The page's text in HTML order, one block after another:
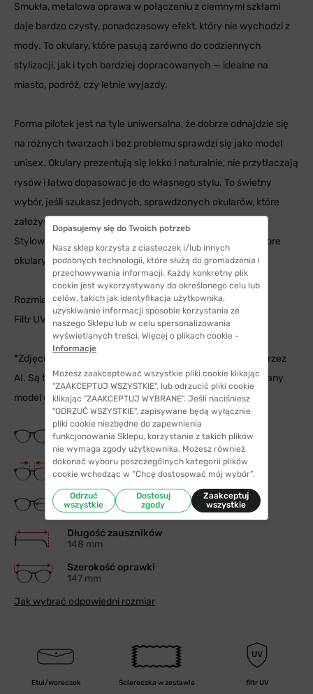
Smukła, metalowa oprawa w połączeniu z ciemnymi szkłami
daje bardzo czysty, ponadczasowy efekt, który nie wychodzi z
mody. To okulary, które pasują zarówno do codziennych
stylizacji, jak i tych bardziej dopracowanych — idealne na
miasto, podróż, czy letnie wyjazdy.
Forma pilotek jest na tyle uniwersalna, że dobrze odnajdzie się
na różnych twarzach i bez problemu sprawdzi się jako model
unisex. Okulary prezentują się lekko i naturalnie, nie przytłaczają
rysów i łatwo dopasować je do własnego stylu. To świetny
wybór, jeśli szukasz jednych, sprawdzonych okularów, które
założysz rano i nie będziesz chciał ich zdjąć do wieczora.
Stylowe, wygodne i dokładnie takie, jakie powinny być dobre
okulary przeciwsłoneczne.
Rozmiar: 60
Filtr UV400
*Zdjęcia okularów na modelach zostały wygenerowane przez
AI. Są to zdjęcia poglądowe, aby móc dobrze ocenić jak dany
model okularów wygląda na twarzy.
Wysokość soczewki
55 mm
Szerokość mostka
20 mm
Szerokość szkła
60 mm
Długość zauszników
148 mm
Szerokość oprawki
147 mm
Jak wybrać odpowiedni rozmiar
Etui/woreczek Ściereczka w zestawie filtr UV
Dopasujemy się do Twoich potrzeb
Nasz sklep korzysta z ciasteczek i/lub innych
podobnych technologii, które służą do gromadzenia i
przechowywania informacji. Każdy konkretny plik
cookie jest wykorzystywany do określonego celu lub
celów, takich jak identyfikacja użytkownika,
uzyskiwanie informacji sposobie korzystania ze
naszego Sklepu lub w celu spersonalizowania
wyświetlanych treści. Więcej o plikach cookie -
Informacje
Możesz zaakceptować wszystkie pliki cookie klikając
"ZAAKCEPTUJ WSZYSTKIE", lub odrzucić pliki cookie
klikając "ZAAKCEPTUJ WYBRANE". Jeśli naciśniesz
"ODRZUĆ WSZYSTKIE", zapisywane będą wyłącznie
pliki cookie niezbędne do zapewnienia
funkcjonowania Sklepu, korzystanie z takich plików
nie wymaga zgody użytkownika. Możesz również
dokonać wyboru poszczególnych kategorii plików
cookie wchodząc w “Chcę dostosować mój wybór”.
Odrzuć
wszystkie
Dostosuj
zgody
Zaakceptuj
wszystkie